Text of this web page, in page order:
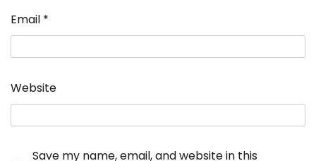
Email *
Website
Save my name, email, and website in this